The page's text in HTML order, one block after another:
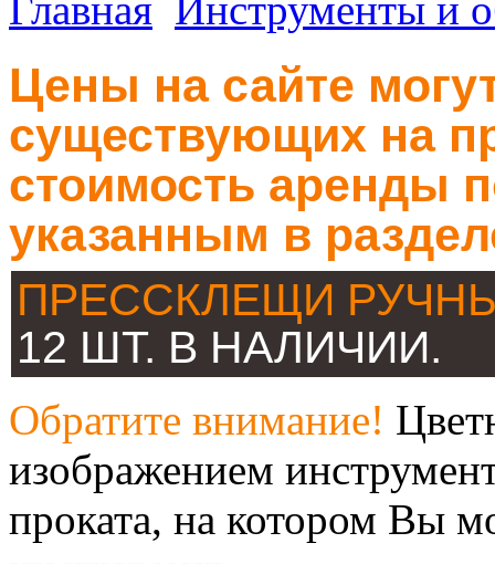
Цены на сайте
существующих на
стоимость аренды
указанным в
ПРЕССКЛЕЩИ
12 ШТ. В НАЛИЧИИ.
Обратите внимание!
изображением
проката, на котором Вы